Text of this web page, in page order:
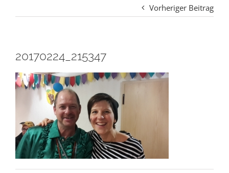
Vorheriger Beitrag
20170224_215347